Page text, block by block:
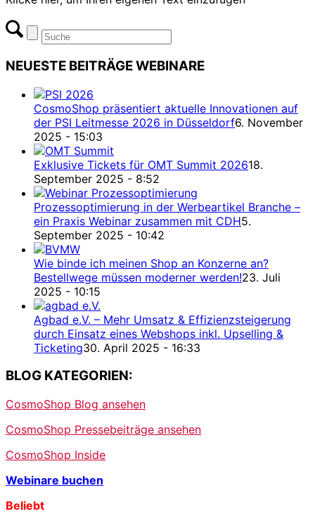
NEUESTE BEITRÄGE WEBINARE
CosmoShop präsentiert aktuelle Innovationen auf
der PSI Leitmesse 2026 in Düsseldorf6. November
2025 - 15:03
Exklusive Tickets für OMT Summit 202618.
September 2025 - 8:52
Prozessoptimierung in der Werbeartikel Branche –
ein Praxis Webinar zusammen mit CDH5.
September 2025 - 10:42
Wie binde ich meinen Shop an Konzerne an?
Bestellwege müssen moderner werden!23. Juli
2025 - 10:15
Agbad e.V. – Mehr Umsatz & Effizienzsteigerung
durch Einsatz eines Webshops inkl. Upselling &
Ticketing30. April 2025 - 16:33
BLOG KATEGORIEN:
CosmoShop Blog ansehen
CosmoShop Pressebeiträge ansehen
CosmoShop Inside
Webinare buchen
Beliebt